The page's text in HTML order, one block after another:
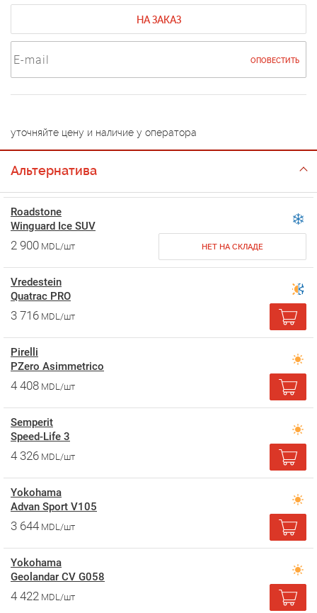
НА ЗАКАЗ
ОПОВЕСТИТЬ
уточняйте цену и наличие у оператора
Альтернатива
Roadstone
Winguard Ice SUV
2 900 MDL/шт НЕТ НА СКЛАДЕ
Vredestein
Quatrac PRO
3 716 MDL/шт
Pirelli
PZero Asimmetrico
4 408 MDL/шт
Semperit
Speed-Life 3
4 326 MDL/шт
Yokohama
Advan Sport V105
3 644 MDL/шт
Yokohama
Geolandar CV G058
4 422 MDL/шт